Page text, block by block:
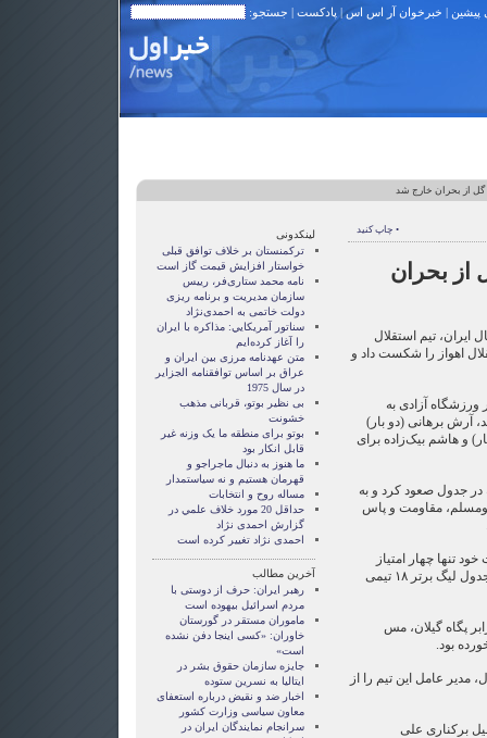
پیشین | خبرخوان آر اس اس| پادکست | جستجو:
از بحران خارج شد
• چاپ کنید
از بحران
ایران، تیم استقلال
اهواز را شکست داد و
بازی که از ساعت ۲۱:۳۰ در ورزشگاه آزادی به
آرش برهانی (دو بار)
و هاشم بیک‌زاده برای
تیم استقلال ۱۰ پله در جدول صعود کرد و به
مقاومت و پاس
تنها چهار امتیاز
کسب کرده بود و در رده هفدهم جدول لیگ برتر ۱۸ تیمی
پگاه گیلان، مس
بود.
مدیر عامل این تیم را از
برکناری علی
لینکدونی
ترکمنستان بر خلاف توافق قبلی
خواستار افزایش قیمت گاز است
نامه محمد ستاری‌فر، رییس
سازمان مدیریت و برنامه ریزی
دولت خاتمی به احمدی‌نژاد
سناتور آمريکايي: مذاکره با ايران
را آغاز کرده‌ايم
متن عهدنامه مرزى بين ايران و
عراق بر اساس توافقنامه الجزاير
در سال 1975
بی نظیر بوتو، قربانی مذهب
خشونت
بوتو برای منطقه ما یک وزنه غیر
قابل انکار بود
ما هنوز به دنبال ماجراجو و
قهرمان هستيم و نه سياستمدار
مساله روح و انتخابات
حداقل 20 مورد خلاف علمي در
گزارش احمدی نژاد
احمدی نژاد تغییر کرده است
آخرین مطالب
رهبر ایران: حرف از دوستی با
مردم اسرائیل بیهوده است
ماموران مستقر در گورستان
خاوران: «کسی اینجا دفن نشده
است»
جایزه سازمان حقوق بشر در
ایتالیا به نسرین ستوده
اخبار ضد و نقیض درباره استعفای
معاون سیاسی وزارت کشور
سرانجام نمایندگان ایران در